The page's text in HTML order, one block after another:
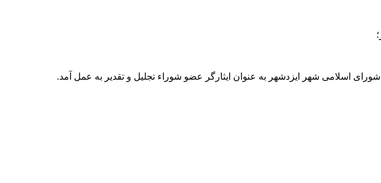
اسلامی شهر ایزدشهر به عنوان ایثارگر عضو شوراء تجلیل و تقدیر به عمل آمد.